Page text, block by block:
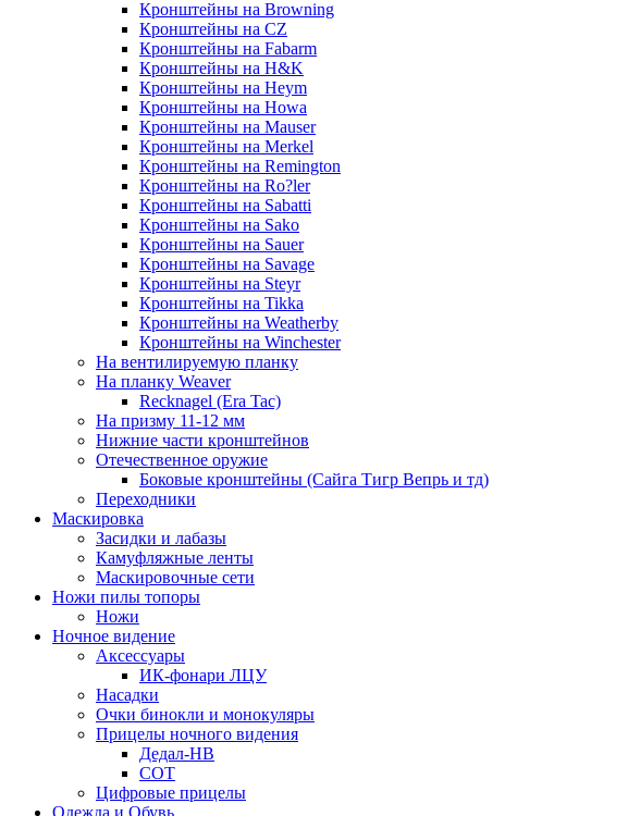
Кронштейны на Browning
Кронштейны на CZ
Кронштейны на Fabarm
Кронштейны на H&K
Кронштейны на Heym
Кронштейны на Howa
Кронштейны на Mauser
Кронштейны на Merkel
Кронштейны на Remington
Кронштейны на Ro?ler
Кронштейны на Sabatti
Кронштейны на Sako
Кронштейны на Sauer
Кронштейны на Savage
Кронштейны на Steyr
Кронштейны на Tikka
Кронштейны на Weatherby
Кронштейны на Winchester
На вентилируемую планку
На планку Weaver
Recknagel (Era Tac)
На призму 11-12 мм
Нижние части кронштейнов
Отечественное оружие
Боковые кронштейны (Сайга Тигр Вепрь и тд)
Переходники
Маскировка
Засидки и лабазы
Камуфляжные ленты
Маскировочные сети
Ножи пилы топоры
Ножи
Ночное видение
Аксессуары
ИК-фонари ЛЦУ
Насадки
Очки бинокли и монокуляры
Прицелы ночного видения
Дедал-НВ
СОТ
Цифровые прицелы
Одежда и Обувь